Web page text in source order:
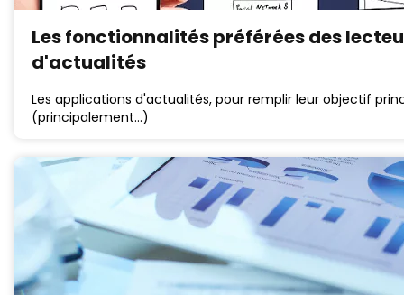
Les fonctionnalités préférées des
d'actualités
Les applications d'actualités, pour remplir leur objectif
(principalement…)